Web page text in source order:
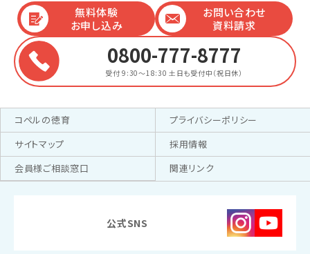
無料体験
お申し込み
お問い合わせ
資料請求
0800-777-8777
受付 9:30～18:30 土日も受付中（祝日休）
コペルの徳育
プライバシーポリシー
サイトマップ
採用情報
会員様ご相談窓口
関連リンク
公式SNS